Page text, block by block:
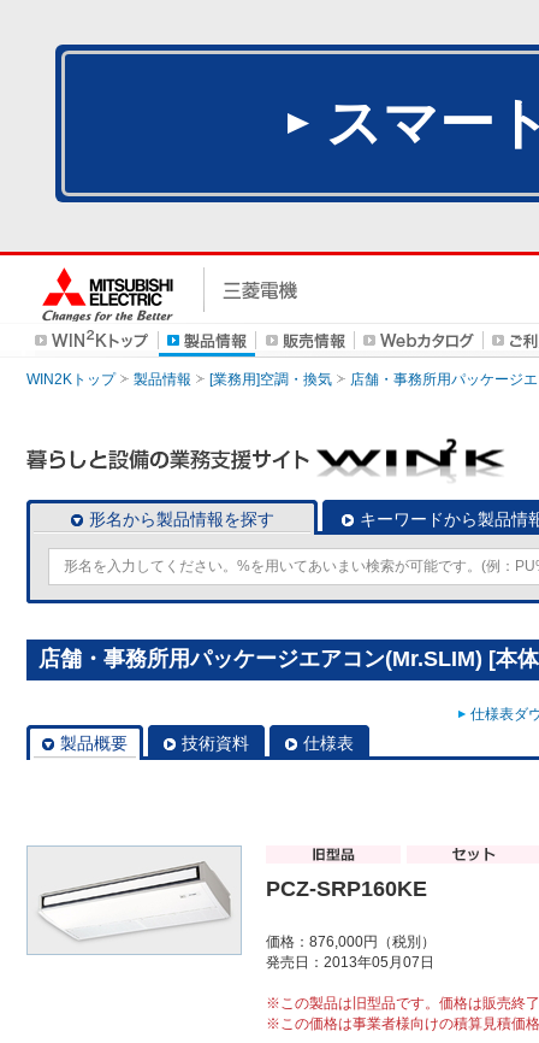
スマー
WIN2Kトップ 製品情報 [業務用]空調・換気 店舗・事務所用パッケージ
形名から製品情報を探す キーワードから製品情
店舗・事務所用パッケージエアコン(Mr.SLIM) [本
仕様表ダ
製品概要 技術資料 仕様表
PCZ-SRP160KE
価格：876,000円（税別）
発売日：2013年05月07日
※この製品は旧型品です。価格は販売終
※この価格は事業者様向けの積算見積価